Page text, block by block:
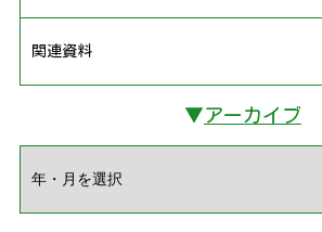
関連資料
▼アーカイブ